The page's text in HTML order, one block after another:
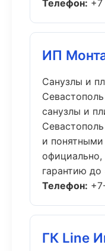
Телефон:
ИП
Санузлы и
Севастополь
санузлы и
и
официально,
гарантию до
Телефон:
ГК Line